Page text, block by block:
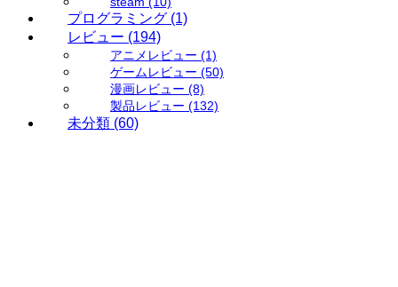
プログラミング (1)
レビュー (194)
アニメレビュー (1)
ゲームレビュー (50)
漫画レビュー (8)
製品レビュー (132)
未分類 (60)